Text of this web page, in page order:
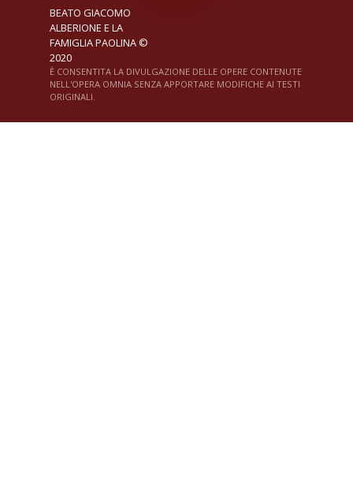
BEATO GIACOMO
ALBERIONE E LA
FAMIGLIA PAOLINA ©
2020
È CONSENTITA LA DIVULGAZIONE DELLE OPERE CONTENUTE
NELL'OPERA OMNIA SENZA APPORTARE MODIFICHE AI TESTI
ORIGINALI.